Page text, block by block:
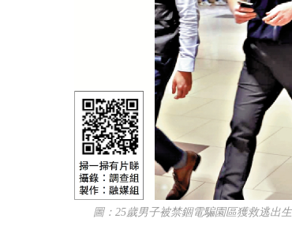
圖：25歲男子被禁錮電騙園區獲救逃出生